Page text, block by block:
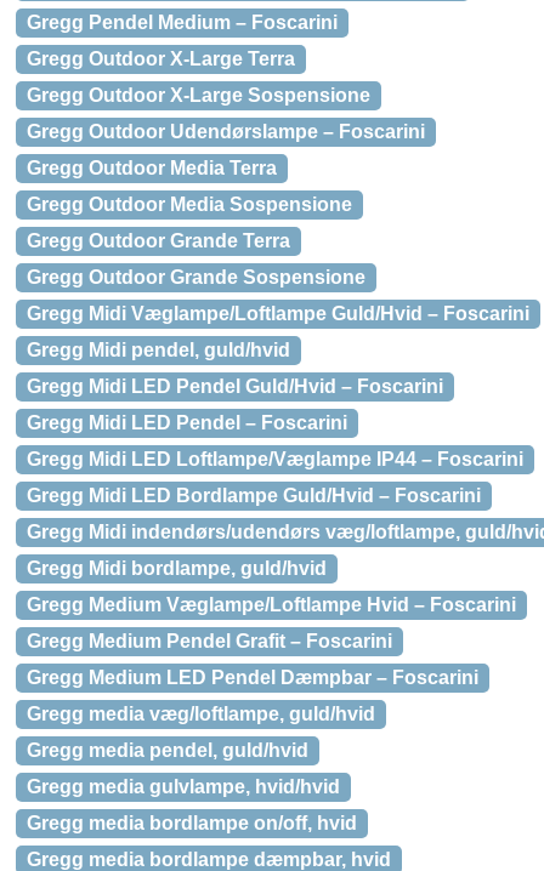
Gregg Pendel Medium – Foscarini
Gregg Outdoor X-Large Terra
Gregg Outdoor X-Large Sospensione
Gregg Outdoor Udendørslampe – Foscarini
Gregg Outdoor Media Terra
Gregg Outdoor Media Sospensione
Gregg Outdoor Grande Terra
Gregg Outdoor Grande Sospensione
Gregg Midi Væglampe/Loftlampe Guld/Hvid – Foscarini
Gregg Midi pendel, guld/hvid
Gregg Midi LED Pendel Guld/Hvid – Foscarini
Gregg Midi LED Pendel – Foscarini
Gregg Midi LED Loftlampe/Væglampe IP44 – Foscarini
Gregg Midi LED Bordlampe Guld/Hvid – Foscarini
Gregg Midi indendørs/udendørs væg/loftlampe, guld/
Gregg Midi bordlampe, guld/hvid
Gregg Medium Væglampe/Loftlampe Hvid – Foscarini
Gregg Medium Pendel Grafit – Foscarini
Gregg Medium LED Pendel Dæmpbar – Foscarini
Gregg media væg/loftlampe, guld/hvid
Gregg media pendel, guld/hvid
Gregg media gulvlampe, hvid/hvid
Gregg media bordlampe on/off, hvid
Gregg media bordlampe dæmpbar, hvid